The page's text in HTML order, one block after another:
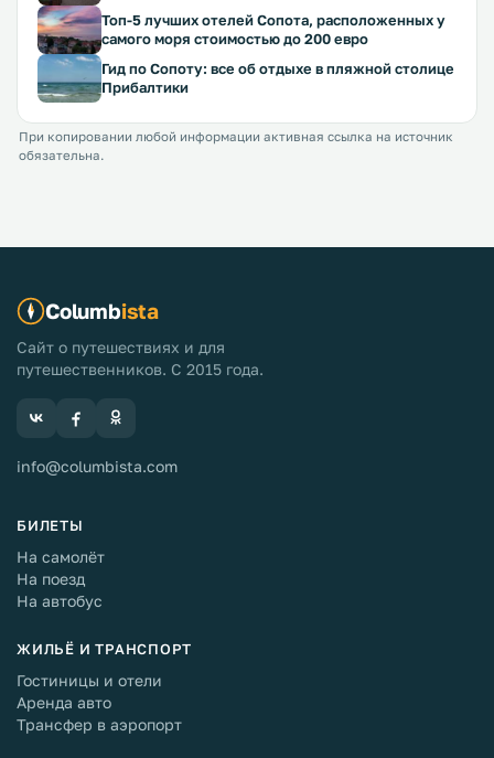
Топ-5 лучших отелей Сопота, расположенных у
самого моря стоимостью до 200 евро
Гид по Сопоту: все об отдыхе в пляжной столице
Прибалтики
При копировании любой информации активная ссылка на источник
обязательна.
Columbista
Сайт о путешествиях и для
путешественников. С 2015 года.
info@columbista.com
БИЛЕТЫ
На самолёт
На поезд
На автобус
ЖИЛЬЁ И ТРАНСПОРТ
Гостиницы и отели
Аренда авто
Трансфер в аэропорт